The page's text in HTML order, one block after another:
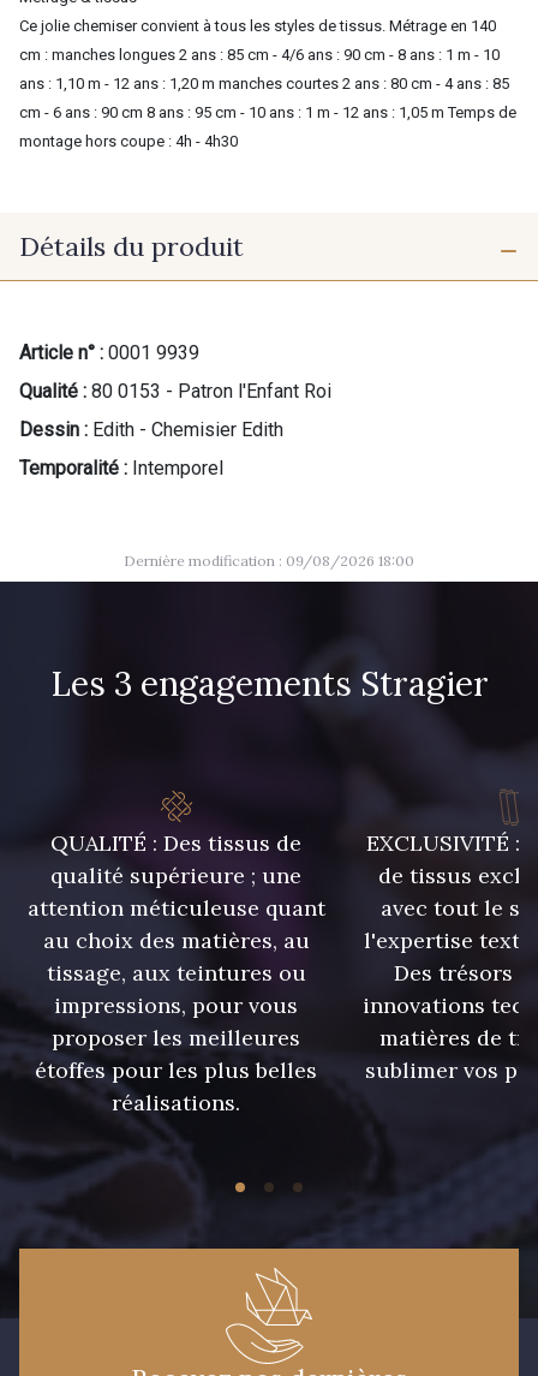
Ce jolie chemiser convient à tous les styles de tissus. Métrage en 140
cm : manches longues 2 ans : 85 cm - 4/6 ans : 90 cm - 8 ans : 1 m - 10
ans : 1,10 m - 12 ans : 1,20 m manches courtes 2 ans : 80 cm - 4 ans : 85
cm - 6 ans : 90 cm 8 ans : 95 cm - 10 ans : 1 m - 12 ans : 1,05 m Temps de
montage hors coupe : 4h - 4h30
Détails du produit
Article n° : 0001 9939
Qualité : 80 0153 - Patron l'Enfant Roi
Dessin : Edith - Chemisier Edith
Temporalité : Intemporel
Dernière modification : 09/08/2026 18:00
Les 3 engagements Stragier
QUALITÉ : Des tissus de
qualité supérieure ; une
attention méticuleuse quant
au choix des matières, au
tissage, aux teintures ou
impressions, pour vous
proposer les meilleures
étoffes pour les plus belles
réalisations.
EXCLUSIVITÉ :
de tissus
avec tout le
l'expertise
Des trésors
innovations
matières de
sublimer vos